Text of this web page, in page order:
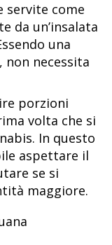
servite come
da un’insalata
una
non necessita
porzioni
volta che si
In questo
aspettare il
se si
maggiore.